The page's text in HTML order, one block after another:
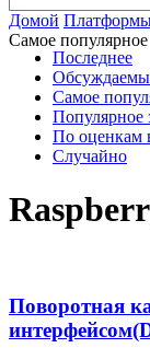
Домой
Самое популярное
Последнее
Самое
Популярное
По оценкам
Случайно
Поворотная